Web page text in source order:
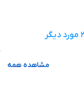
مشاهده همه